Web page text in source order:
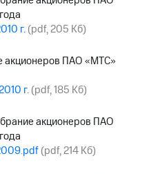
г.(pdf, 205 Кб)
акционеров ПАО «МТС»
г.(pdf, 185 Кб)
акционеров ПАО
(pdf, 214 Кб)